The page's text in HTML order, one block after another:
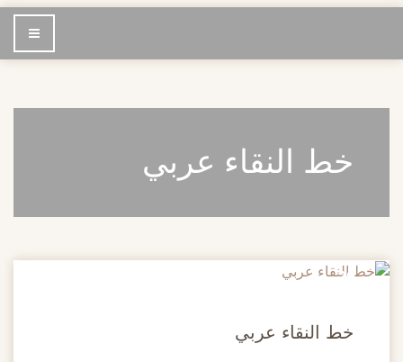
إضغط
للتصفح
خط النقاء عربي
20
خط النقاء عربي